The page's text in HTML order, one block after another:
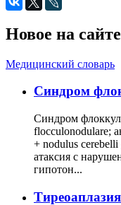
Новое на сайте
Медицинский словарь
Cиндром
Синдром
flocculonodulare;
+ nodulus cerebelli
атаксия с
гипотон...
Тиреоаплазия